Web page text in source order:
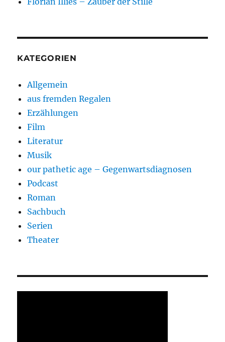
KATEGORIEN
Allgemein
aus fremden Regalen
Erzählungen
Film
Literatur
Musik
our pathetic age – Gegenwartsdiagnosen
Podcast
Roman
Sachbuch
Serien
Theater